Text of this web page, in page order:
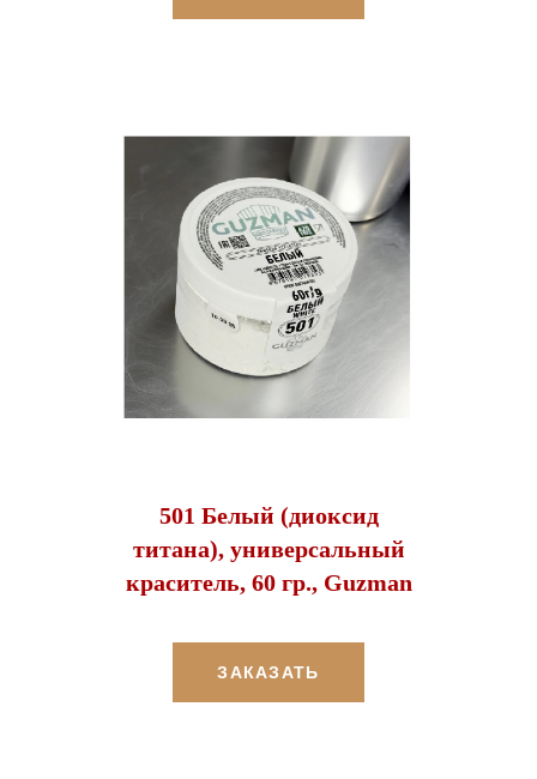
501 Белый (диоксид
титана), универсальный
краситель, 60 гр., Guzman
ЗАКАЗАТЬ